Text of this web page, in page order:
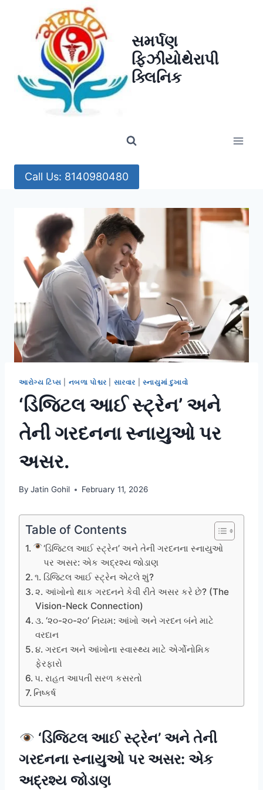
સમર્પણ
ફિઝીયોથેરાપી
ક્લિનિક
Call Us: 8140980480
આરોગ્ય ટિપ્સ નબળા પોશ્ચર સારવાર સ્નાયુમાં દુખાવો
‘ડિજિટલ આઈ સ્ટ્રેન’ અને
તેની ગરદનના સ્નાયુઓ પર
અસર.
By Jatin Gohil February 11, 2026
Table of Contents
‘ડિજિટલ આઈ સ્ટ્રેન’ અને તેની ગરદનના સ્નાયુઓ
પર અસર: એક અદ્રશ્ય જોડાણ
૧. ડિજિટલ આઈ સ્ટ્રેન એટલે શું?
૨. આંખોનો થાક ગરદનને કેવી રીતે અસર કરે છે? (The
Vision-Neck Connection)
૩. ‘૨૦-૨૦-૨૦’ નિયમ: આંખો અને ગરદન બંને માટે
વરદાન
૪. ગરદન અને આંખોના સ્વાસ્થ્ય માટે એર્ગોનોમિક
ફેરફારો
૫. રાહત આપતી સરળ કસરતો
નિષ્કર્ષ
‘ડિજિટલ આઈ સ્ટ્રેન’ અને તેની
ગરદનના સ્નાયુઓ પર અસર: એક
અદ્રશ્ય જોડાણ